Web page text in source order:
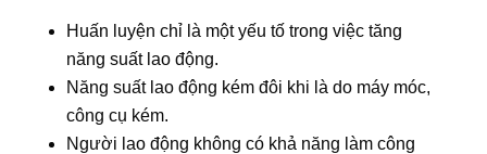
Huấn luyện chỉ là một yếu tố trong việc tăng
năng suất lao động.
Năng suất lao động kém đôi khi là do máy móc,
công cụ kém.
Người lao động không có khả năng làm công